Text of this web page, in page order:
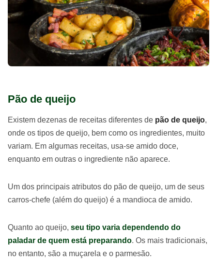
Pão de queijo
Existem dezenas de receitas diferentes de pão de queijo,
onde os tipos de queijo, bem como os ingredientes, muito
variam. Em algumas receitas, usa-se amido doce,
enquanto em outras o ingrediente não aparece.
Um dos principais atributos do pão de queijo, um de seus
carros-chefe (além do queijo) é a mandioca de amido.
Quanto ao queijo, seu tipo varia dependendo do
paladar de quem está preparando. Os mais tradicionais,
no entanto, são a muçarela e o parmesão.